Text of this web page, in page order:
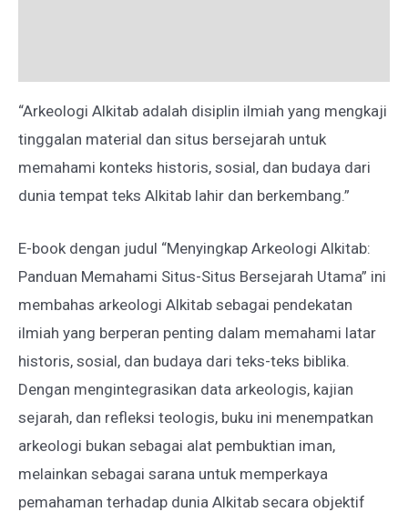
“Arkeologi Alkitab adalah disiplin ilmiah yang mengkaji
tinggalan material dan situs bersejarah untuk
memahami konteks historis, sosial, dan budaya dari
dunia tempat teks Alkitab lahir dan berkembang.”
E-book dengan judul “Menyingkap Arkeologi Alkitab:
Panduan Memahami Situs-Situs Bersejarah Utama” ini
membahas arkeologi Alkitab sebagai pendekatan
ilmiah yang berperan penting dalam memahami latar
historis, sosial, dan budaya dari teks-teks biblika.
Dengan mengintegrasikan data arkeologis, kajian
sejarah, dan refleksi teologis, buku ini menempatkan
arkeologi bukan sebagai alat pembuktian iman,
melainkan sebagai sarana untuk memperkaya
pemahaman terhadap dunia Alkitab secara objektif